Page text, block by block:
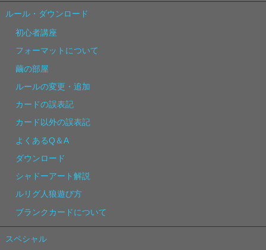
ルール・ダウンロード
初心者講座
フォーマットについて
繭の部屋
ルールの変更・追加
カードの誤表記
カード以外の誤表記
よくあるQ＆A
ダウンロード
シャドーアート解説
ルリグ人狼遊び方
ブランクカードについて
スペシャル